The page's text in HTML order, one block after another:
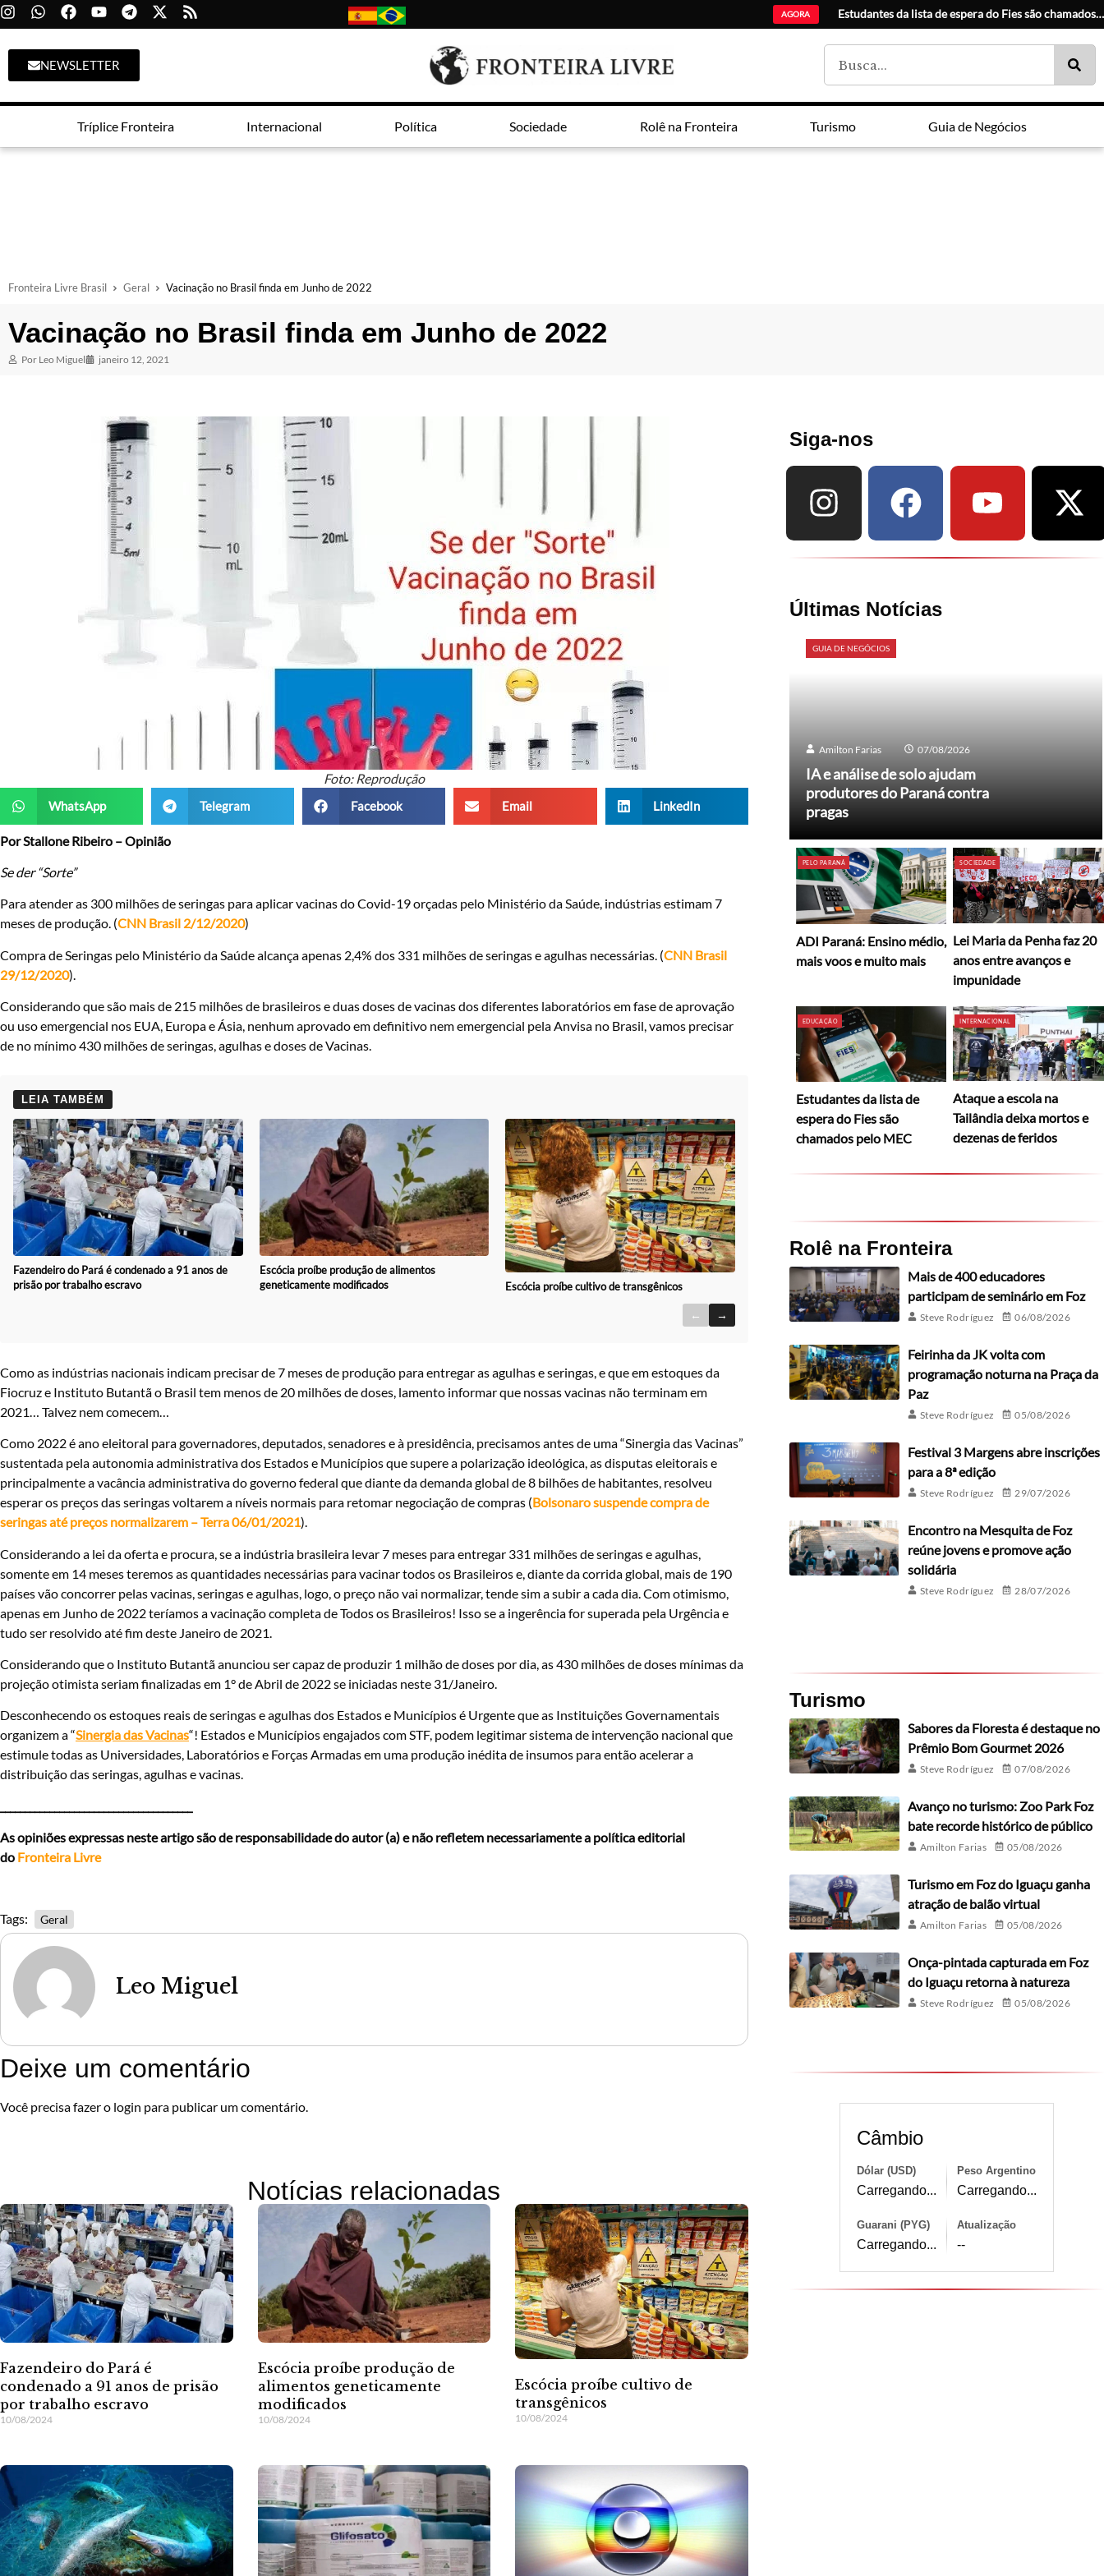
AGORA IA e aná
NEWSLETTER
Tríplice Fronteira Internacional Política Sociedade Rolê na Fronteira Turismo Guia de Negócios
Fronteira Livre Brasil Geral Vacinação no Brasil finda em Junho de 2022
Vacinação no Brasil finda em Junho de 2022
Por Leo Miguel janeiro 12, 2021
Foto: Reprodução
WhatsApp Telegram Facebook Email LinkedIn
Por Stallone Ribeiro – Opinião
Se der “Sorte”
Para atender as 300 milhões de seringas para aplicar vacinas do Covid-19 orçadas pelo Ministério da Saúde, indústrias estimam 7
meses de produção. (CNN Brasil 2/12/2020)
Compra de Seringas pelo Ministério da Saúde alcança apenas 2,4% dos 331 milhões de seringas e agulhas necessárias. (CNN Brasil
29/12/2020).
Considerando que são mais de 215 milhões de brasileiros e duas doses de vacinas dos diferentes laboratórios em fase de aprovação
ou uso emergencial nos EUA, Europa e Ásia, nenhum aprovado em definitivo nem emergencial pela Anvisa no Brasil, vamos precisar
de no mínimo 430 milhões de seringas, agulhas e doses de Vacinas.
LEIA TAMBÉM
Fazendeiro do Pará é condenado a 91 anos de
prisão por trabalho escravo
Escócia proíbe produção de alimentos
geneticamente modificados
Escócia proíbe cultivo de transgênicos
← →
Como as indústrias nacionais indicam precisar de 7 meses de produção para entregar as agulhas e seringas, e que em estoques da
Fiocruz e Instituto Butantã o Brasil tem menos de 20 milhões de doses, lamento informar que nossas vacinas não terminam em
2021… Talvez nem comecem…
Como 2022 é ano eleitoral para governadores, deputados, senadores e à presidência, precisamos antes de uma “Sinergia das Vacinas”
sustentada pela autonomia administrativa dos Estados e Municípios que supere a polarização ideológica, as disputas eleitorais e
principalmente a vacância administrativa do governo federal que diante da demanda global de 8 bilhões de habitantes, resolveu
esperar os preços das seringas voltarem a níveis normais para retomar negociação de compras (Bolsonaro suspende compra de
seringas até preços normalizarem – Terra 06/01/2021).
Considerando a lei da oferta e procura, se a indústria brasileira levar 7 meses para entregar 331 milhões de seringas e agulhas,
somente em 14 meses teremos as quantidades necessárias para vacinar todos os Brasileiros e, diante da corrida global, mais de 190
países vão concorrer pelas vacinas, seringas e agulhas, logo, o preço não vai normalizar, tende sim a subir a cada dia. Com otimismo,
apenas em Junho de 2022 teríamos a vacinação completa de Todos os Brasileiros! Isso se a ingerência for superada pela Urgência e
tudo ser resolvido até fim deste Janeiro de 2021.
Considerando que o Instituto Butantã anunciou ser capaz de produzir 1 milhão de doses por dia, as 430 milhões de doses mínimas da
projeção otimista seriam finalizadas em 1° de Abril de 2022 se iniciadas neste 31/Janeiro.
Desconhecendo os estoques reais de seringas e agulhas dos Estados e Municípios é Urgente que as Instituições Governamentais
organizem a “Sinergia das Vacinas“! Estados e Municípios engajados com STF, podem legitimar sistema de intervenção nacional que
estimule todas as Universidades, Laboratórios e Forças Armadas em uma produção inédita de insumos para então acelerar a
distribuição das seringas, agulhas e vacinas.
As opiniões expressas neste artigo são de responsabilidade do autor (a) e não refletem necessariamente a política editorial
do Fronteira Livre
Tags: Geral
Leo Miguel
Deixe um comentário
Você precisa fazer o login para publicar um comentário.
Notícias relacionadas
Fazendeiro do Pará é
condenado a 91 anos de prisão
por trabalho escravo
10/08/2024
Escócia proíbe produção de
alimentos geneticamente
modificados
10/08/2024
Escócia proíbe cultivo de
transgênicos
10/08/2024
Siga-nos
Últimas Notícias
GUIA DE NEGÓCIOS
Amilton Farias 07/08/2026
IA e análise de solo ajudam
produtores do Paraná contra
pragas
PELO PARANÁ
ADI Paraná: Ensino médio,
mais voos e muito mais
SOCIEDADE
Lei Maria da Penha faz 20
anos entre avanços e
impunidade
EDUCAÇÃO
Estudantes da lista de
espera do Fies são
chamados pelo MEC
INTERNACIONAL
Ataque a escola na
Tailândia deixa mortos e
dezenas de feridos
Rolê na Fronteira
Mais de 400 educadores
participam de seminário em Foz
Steve Rodríguez 06/08/2026
Feirinha da JK volta com
programação noturna na Praça da
Paz
Steve Rodríguez 05/08/2026
Festival 3 Margens abre inscrições
para a 8ª edição
Steve Rodríguez 29/07/2026
Encontro na Mesquita de Foz
reúne jovens e promove ação
solidária
Steve Rodríguez 28/07/2026
Turismo
Sabores da Floresta é destaque no
Prêmio Bom Gourmet 2026
Steve Rodríguez 07/08/2026
Avanço no turismo: Zoo Park Foz
bate recorde histórico de público
Amilton Farias 05/08/2026
Turismo em Foz do Iguaçu ganha
atração de balão virtual
Amilton Farias 05/08/2026
Onça-pintada capturada em Foz
do Iguaçu retorna à natureza
Steve Rodríguez 05/08/2026
Câmbio
Dólar (USD)
Carregando...
Peso Argentino
Carregando...
Guarani (PYG)
Carregando...
Atualização
--